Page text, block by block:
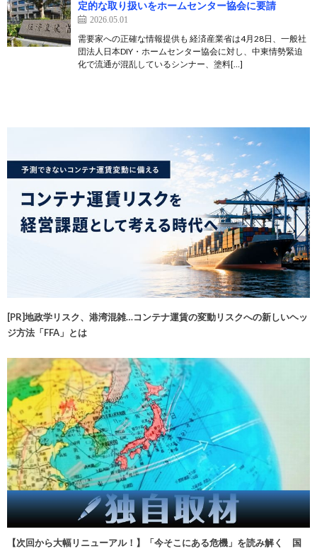
定的な取り扱いをホームセンター協会に要請
2026.05.01
需要家への正確な情報提供も 経済産業省は4月28日、一般社
団法人日本DIY・ホームセンター協会に対し、中東情勢緊迫
化で流通が混乱しているシンナー、塗料[…]
[PR]地政学リスク、港湾混雑…コンテナ運賃の変動リスクへの新しいヘッ
ジ方法「FFA」とは
【次回から大幅リニューアル！】「今そこにある危機」を読み解く 国